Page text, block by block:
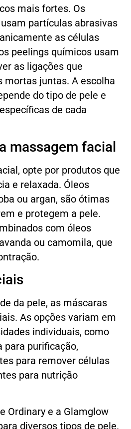
mais fortes. Os
partículas abrasivas
as células
peelings químicos usam
as ligações que
mortas juntas. A escolha
do tipo de pele e
de cada
massagem facial
opte por produtos que
e relaxada. Óleos
ou argan, são ótimas
e protegem a pele.
com óleos
ou camomila, que
da pele, as máscaras
As opções variam em
individuais, como
para purificação,
para remover células
para nutrição
Ordinary e a Glamglow
diversos tipos de pele.